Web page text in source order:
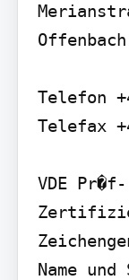
Offenbach
Telefon
Telefax
VDE
Name